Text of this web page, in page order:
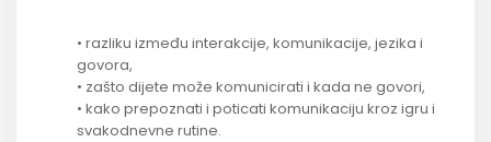
• razliku između interakcije, komunikacije, jezika i
govora,
• zašto dijete može komunicirati i kada ne govori,
• kako prepoznati i poticati komunikaciju kroz igru i
svakodnevne rutine.